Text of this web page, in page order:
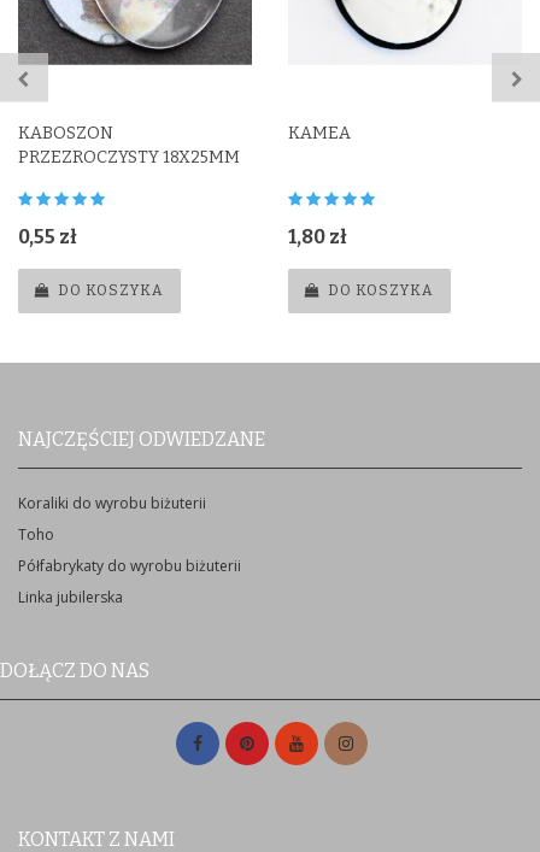
KABOSZON
PRZEZROCZYSTY 18X25MM
0,55 zł
DO KOSZYKA
KAMEA
1,80 zł
DO KOSZYKA
NAJCZĘŚCIEJ ODWIEDZANE
Koraliki do wyrobu biżuterii
Toho
Półfabrykaty do wyrobu biżuterii
Linka jubilerska
DOŁĄCZ DO NAS
KONTAKT Z NAMI